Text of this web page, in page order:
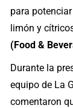
para
limón y
(Food &
Durante la
equipo de La
comentaron